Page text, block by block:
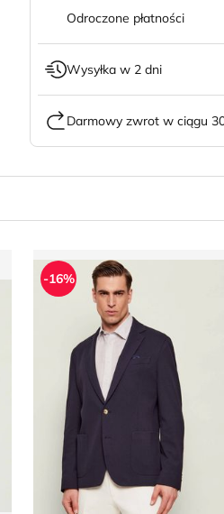
Odroczone płatności
Wysyłka w 2 dni
Darmowy zwrot w ciągu
Marynarka męska Sand
-16%